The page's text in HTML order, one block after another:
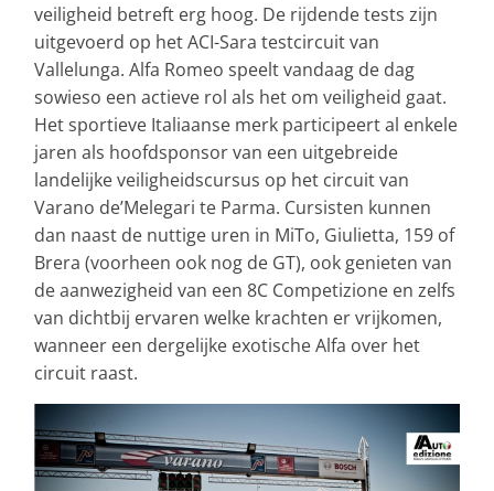
veiligheid betreft erg hoog. De rijdende tests zijn
uitgevoerd op het ACI-Sara testcircuit van
Vallelunga. Alfa Romeo speelt vandaag de dag
sowieso een actieve rol als het om veiligheid gaat.
Het sportieve Italiaanse merk participeert al enkele
jaren als hoofdsponsor van een uitgebreide
landelijke veiligheidscursus op het circuit van
Varano de’Melegari te Parma. Cursisten kunnen
dan naast de nuttige uren in MiTo, Giulietta, 159 of
Brera (voorheen ook nog de GT), ook genieten van
de aanwezigheid van een 8C Competizione en zelfs
van dichtbij ervaren welke krachten er vrijkomen,
wanneer een dergelijke exotische Alfa over het
circuit raast.